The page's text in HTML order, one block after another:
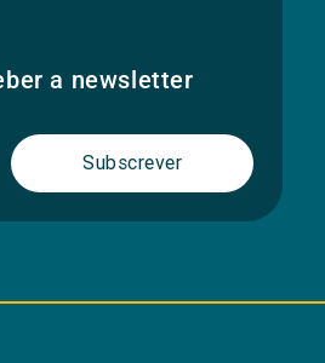
a newsletter
Subscrever